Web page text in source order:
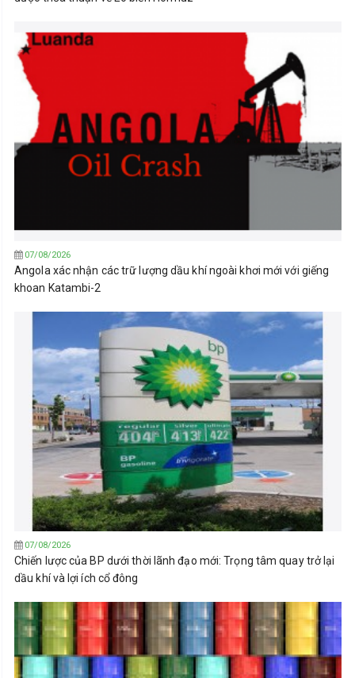
07/08/2026
Angola xác nhận các trữ lượng dầu khí ngoài khơi mới với giếng
khoan Katambi-2
07/08/2026
Chiến lược của BP dưới thời lãnh đạo mới: Trọng tâm quay trở lại
dầu khí và lợi ích cổ đông